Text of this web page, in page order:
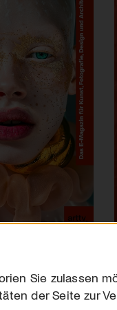
Sie zulassen
der Seite zur